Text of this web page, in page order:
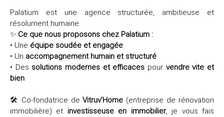
Palatium est une agence structurée, ambitieuse et
résolument humaine.
✨ Ce que nous proposons chez Palatium :
• Une équipe soudée et engagée
• Un accompagnement humain et structuré
• Des solutions modernes et efficaces pour vendre vite et
bien
🛠️ Co-fondatrice deVitruv’Home (entreprise de rénovation
immobilière) et investisseuse en immobilier, je vous fais